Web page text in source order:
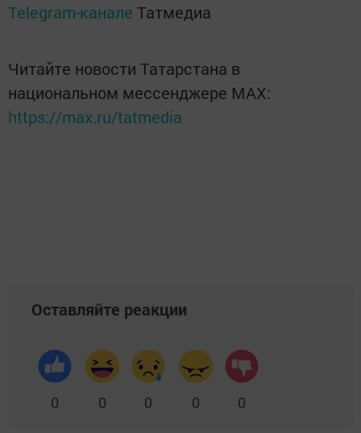
Telegram-канале Татмедиа
Читайте новости Татарстана в
национальном мессенджере MАХ:
https://max.ru/tatmedia
Оставляйте реакции
0 0 0 0 0